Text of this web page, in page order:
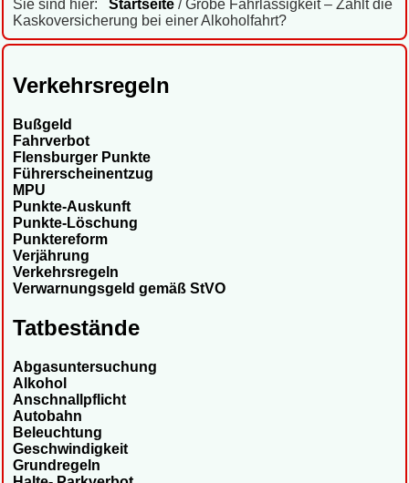
Sie sind hier: Startseite / Grobe Fahrlässigkeit – Zahlt die
Kaskoversicherung bei einer Alkoholfahrt?
Verkehrsregeln
Bußgeld
Fahrverbot
Flensburger Punkte
Führerscheinentzug
MPU
Punkte-Auskunft
Punkte-Löschung
Punktereform
Verjährung
Verkehrsregeln
Verwarnungsgeld gemäß StVO
Tatbestände
Abgasuntersuchung
Alkohol
Anschnallpflicht
Autobahn
Beleuchtung
Geschwindigkeit
Grundregeln